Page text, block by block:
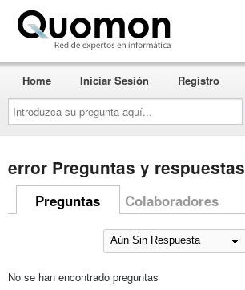
Introduzca
su
pregunta
aquí...
Home Iniciar Sesión Registro
error Preguntas y respuestas
Preguntas Colaboradores
No se han encontrado preguntas